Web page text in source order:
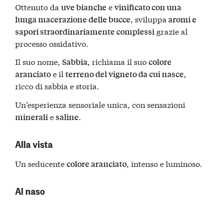
Ottenuto dauve bianche evinificato con una
lunga macerazione delle bucce, sviluppa aromi e
sapori straordinariamente complessi grazie al
processo ossidativo.
Il suo nome,Sabbia, richiama il suocolore
aranciatoe ilterreno del vigneto da cui nasce,
ricco di sabbia e storia.
Un’esperienza sensoriale unica, con sensazioni
mineraliesaline.
Alla vista
Un seducentecolore aranciato, intenso e luminoso.
Al naso